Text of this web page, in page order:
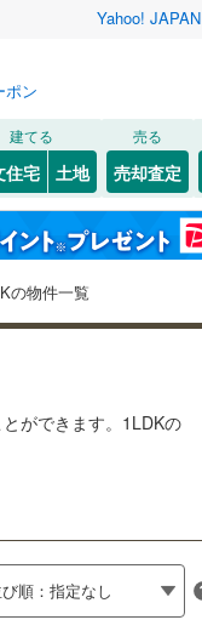
Yahoo! JAPAN
ポン
建てる
住宅 土地
売る
売却査定
の物件一覧
ができます。1LDKの
山形
山口
(2)
0)
0)
森町 (0)
)
)
(0)
クセス線(0
30年以上（2）
人管理（0）
した
ージから設定できます。
1LDK
りリストを見る
りリストを見る